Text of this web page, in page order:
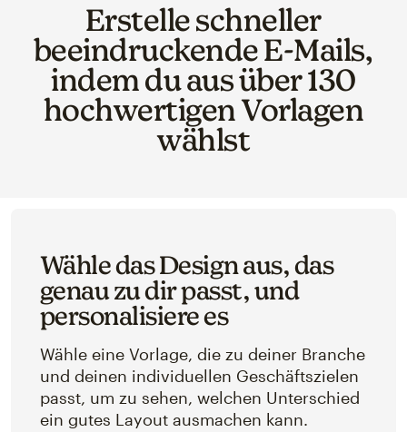
Erstelle schneller
beeindruckende E-Mails,
indem du aus über 130
hochwertigen Vorlagen
wählst
Wähle das Design aus, das
genau zu dir passt, und
personalisiere es
Wähle eine Vorlage, die zu deiner Branche
und deinen individuellen Geschäftszielen
passt, um zu sehen, welchen Unterschied
ein gutes Layout ausmachen kann.